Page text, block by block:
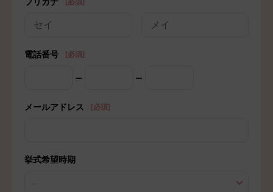
電話番号 [必須]
メールアドレス [必須]
挙式希望時期